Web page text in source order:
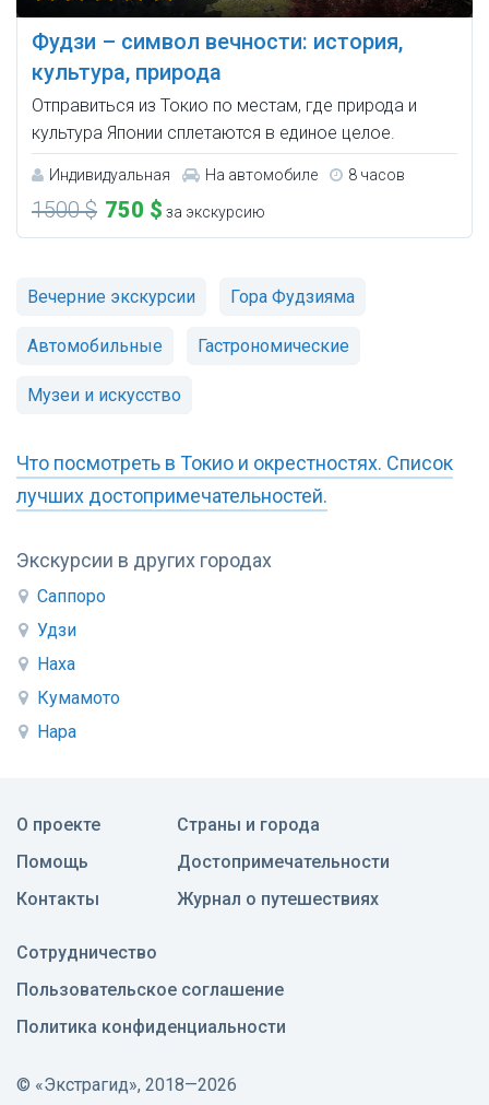
Экскурсии в других городах
Саппоро
Удзи
Наха
Кумамото
Нара
Фудзи – символ вечности: история,
культура, природа
Отправиться из Токио по местам, где природа и
культура Японии сплетаются в единое целое.
Индивидуальная На автомобиле 8 часов
1500 $ 750 $ за экскурсию
Вечерние экскурсии Гора Фудзияма
Автомобильные Гастрономические
Музеи и искусство
Что посмотреть в Токио и окрестностях. Список
лучших достопримечательностей.
О проекте
Помощь
Контакты
Страны и города
Достопримечательности
Журнал о путешествиях
Сотрудничество
Пользовательское соглашение
Политика конфиденциальности
© «Экстрагид», 2018—2026